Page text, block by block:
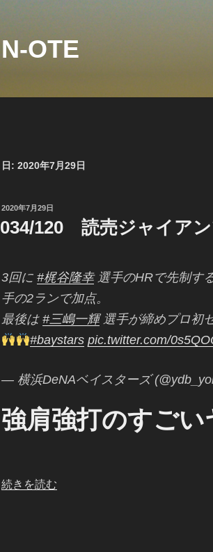
N-OTE
日: 2020年7月29日
投
日:
2020年7月29日
034/120 読売ジャイア
3回に #梶谷隆幸選手のHRで先制す
手の2ランで加点。
最後は #三嶋一輝選手が締めプロ初
#baystars pic.twitter.com/
— 横浜DeNAベイスターズ
強肩強打のすごい
“034/120
続きを読む